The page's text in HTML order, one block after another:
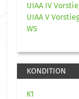
UIAA IV
UIAA V
WS
KONDITION
K1